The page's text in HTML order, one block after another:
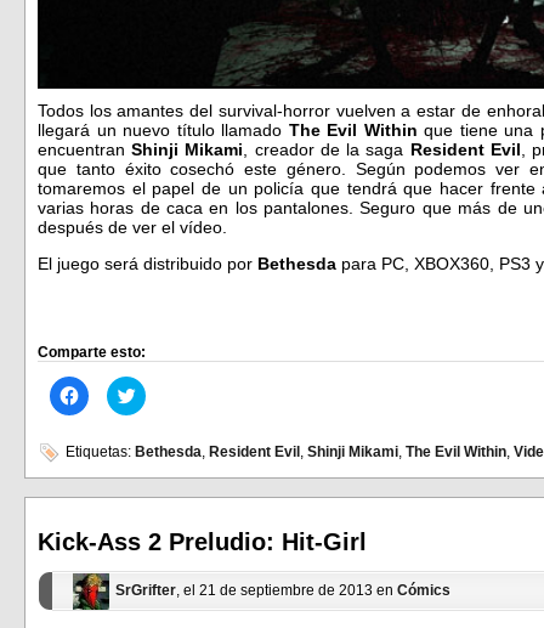
Todos los amantes del survival-horror vuelven a estar de
llegará un nuevo título llamado The Evil Within que tiene una
encuentranShinji Mikami , creador de la saga Resident Evil ,
que tanto éxito cosechó este género. Según podemos ver
tomaremos el papel de un policía que tendrá que hacer frente
varias horas de caca en los pantalones. Seguro que más de
después de ver el vídeo.
El juego será distribuido por Bethesda para PC, XBOX360, PS3
Comparte esto:
Haz
clic
en
Facebook
(Se
abre
ventana
nueva)
Haz
clic
en
(Se
abre
ventana
nueva)
Etiquetas: Bethesda, Resident Evil , Shinji Mikami, The Evil Within,
Kick-Ass 2 Preludio: Hit-Girl
SrGrifter, el 21 de septiembre de 2013 en Cómics